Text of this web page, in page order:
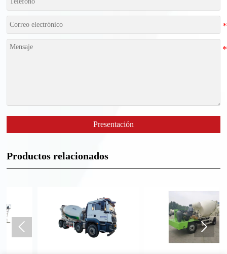
Presentación
Productos relacionados
 